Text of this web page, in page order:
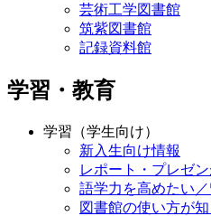
芸術工学図書館
筑紫図書館
記録資料館
学習・教育
学習（学生向け）
新入生向け情報
レポート・プレゼ
語学力を高めたい
図書館の使い方が